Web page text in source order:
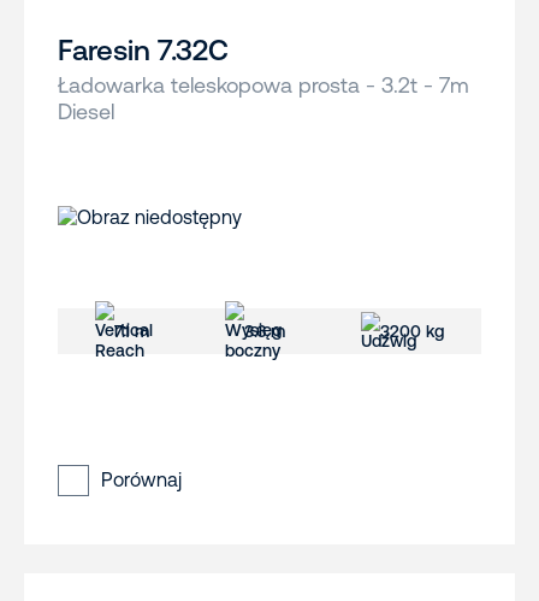
Faresin 7.32C
Ładowarka teleskopowa prosta - 3.2t - 7m
Diesel
7.1 m 3.6 m 3200 kg
Porównaj